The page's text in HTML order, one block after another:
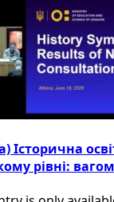
Історична
рівні: